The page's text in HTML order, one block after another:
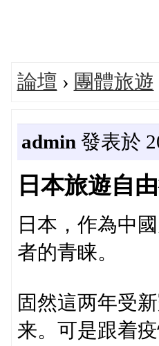
論壇 › 團體旅遊
admin 發表於
日本旅遊自
日本，作為中
者的青睐。
固然這两年受
来。可是跟着